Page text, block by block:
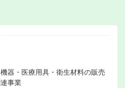
器・医療用具・衛生材料の販売
事業